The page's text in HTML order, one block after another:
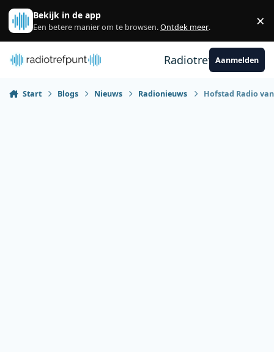
Spring naar bijdragen
Bekijk in de app
Een betere manier om te browsen.Ontdek meer. ×
RadiotrefpuntAanmelden
Start Blogs Nieuws Radionieuws Hofstad Radio